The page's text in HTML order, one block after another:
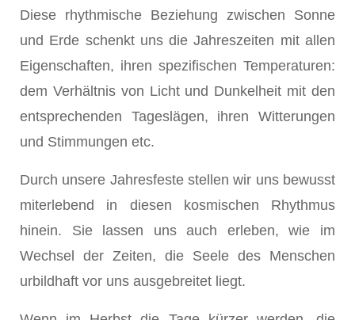
Diese rhythmische Beziehung zwischen Sonne
und Erde schenkt uns die Jahreszeiten mit allen
Eigenschaften, ihren spezifischen Temperaturen:
dem Verhältnis von Licht und Dunkelheit mit den
entsprechenden Tageslägen, ihren Witterungen
und Stimmungen etc.
Durch unsere Jahresfeste stellen wir uns bewusst
miterlebend in diesen kosmischen Rhythmus
hinein. Sie lassen uns auch erleben, wie im
Wechsel der Zeiten, die Seele des Menschen
urbildhaft vor uns ausgebreitet liegt.